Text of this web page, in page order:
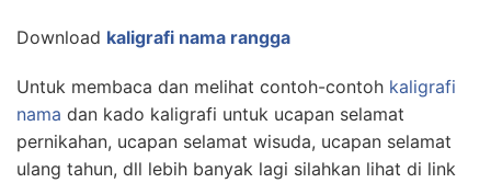
Download kaligrafi nama rangga
Untuk membaca dan melihat contoh-contoh kaligrafi
nama dan kado kaligrafi untuk ucapan selamat
pernikahan, ucapan selamat wisuda, ucapan selamat
ulang tahun, dll lebih banyak lagi silahkan lihat di link